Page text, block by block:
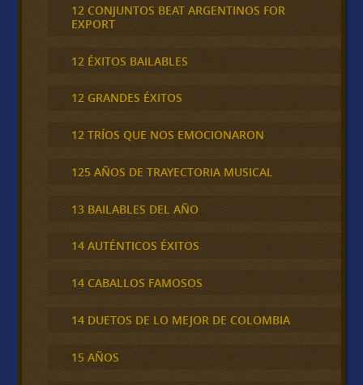
12 CONJUNTOS BEAT ARGENTINOS FOR
EXPORT
12 ÉXITOS BAILABLES
12 GRANDES ÉXITOS
12 TRÍOS QUE NOS EMOCIONARON
125 AÑOS DE TRAYECTORIA MUSICAL
13 BAILABLES DEL AÑO
14 AUTÉNTICOS ÉXITOS
14 CABALLOS FAMOSOS
14 DUETOS DE LO MEJOR DE COLOMBIA
15 AÑOS